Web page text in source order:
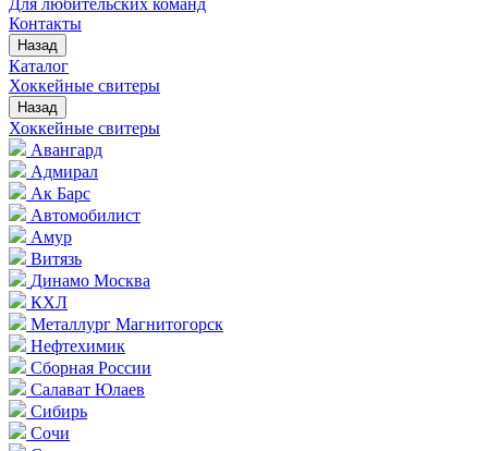
Для любительских команд
Контакты
Назад
Каталог
Хоккейные свитеры
Назад
Хоккейные свитеры
Авангард
Адмирал
Ак Барс
Автомобилист
Амур
Витязь
Динамо Москва
КХЛ
Металлург Магнитогорск
Нефтехимик
Сборная России
Салават Юлаев
Сибирь
Сочи